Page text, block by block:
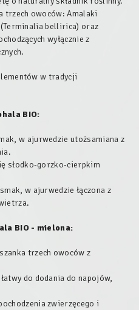
trzech owoców: Amalaki
bellirica) oraz
wyłącznie z
w tradycji
BIO:
w ajurwedzie utożsamiana z
słodko-gorzko-cierpkim
w ajurwedzie łączona z
BIO - mielona:
trzech owoców z
do dodania do napojów,
zwierzęcego i